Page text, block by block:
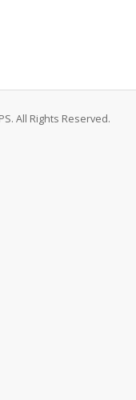
All Rights Reserved.